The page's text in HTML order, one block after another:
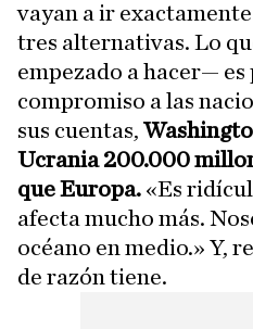
vayan a ir
tres alternativas. Lo
empezado a hacer—
compromiso a las
sus cuentas,
Ucrania 200.000
que Europa. «Es
afecta mucho más.
océano en medio.» Y,
de razón tiene.